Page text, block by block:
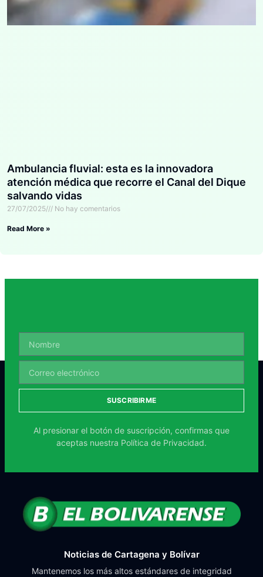
Ambulancia fluvial: esta es la innovadora
atención médica que recorre el Canal del Dique
salvando vidas
27/07/2025 No hay comentarios
Read More »
SUSCRIBIRME
Al presionar el botón de suscripción, confirmas que
aceptas nuestra Política de Privacidad.
Noticias de Cartagena y Bolívar
Mantenemos los más altos estándares de integridad